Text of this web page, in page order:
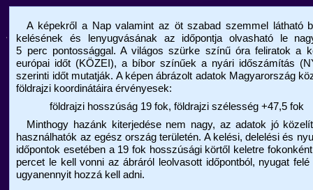
A képekről a Nap valamint az öt szabad szemmel látható
kelésének és lenyugvásának az időpontja olvasható le
5 perc pontossággal. A világos szürke színű óra feliratok a
európai időt (KÖZEI), a bíbor színűek a nyári időszámítás
szerinti időt mutatják. A képen ábrázolt adatok Magyarország
földrajzi koordinátáira érvényesek:
földrajzi hosszúság 19 fok, földrajzi szélesség +47,5 fok
Minthogy hazánk kiterjedése nem nagy, az adatok jó
használhatók az egész ország területén. A kelési, delelési és
időpontok esetében a 19 fok hosszúsági körtől keletre
percet le kell vonni az ábráról leolvasott időpontból, nyugat felé
ugyanennyit hozzá kell adni.